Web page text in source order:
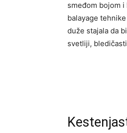
smeđom bojom
balayage
duže stajala da
svetliji,